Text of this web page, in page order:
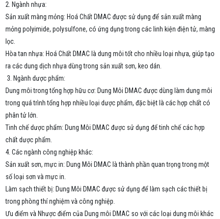
2. Ngành nhựa:
Sản xuất màng mỏng: Hoá Chất DMAC được sử dụng để sản xuất màng
mỏng polyimide, polysulfone, có ứng dụng trong các linh kiện điện tử, màng
lọc.
Hòa tan nhựa: Hoá Chất DMAC là dung môi tốt cho nhiều loại nhựa, giúp tạo
ra các dung dịch nhựa dùng trong sản xuất sơn, keo dán.
3. Ngành dược phẩm:
Dung môi trong tổng hợp hữu cơ: Dung Môi DMAC được dùng làm dung môi
trong quá trình tổng hợp nhiều loại dược phẩm, đặc biệt là các hợp chất có
phân tử lớn.
Tinh chế dược phẩm: Dung Môi DMAC được sử dụng để tinh chế các hợp
chất dược phẩm.
4. Các ngành công nghiệp khác:
Sản xuất sơn, mực in: Dung Môi DMAC là thành phần quan trọng trong một
số loại sơn và mực in.
Làm sạch thiết bị: Dung Môi DMAC được sử dụng để làm sạch các thiết bị
trong phòng thí nghiệm và công nghiệp.
Ưu điểm và Nhược điểm của Dung môi DMAC so với các loại dung môi khác